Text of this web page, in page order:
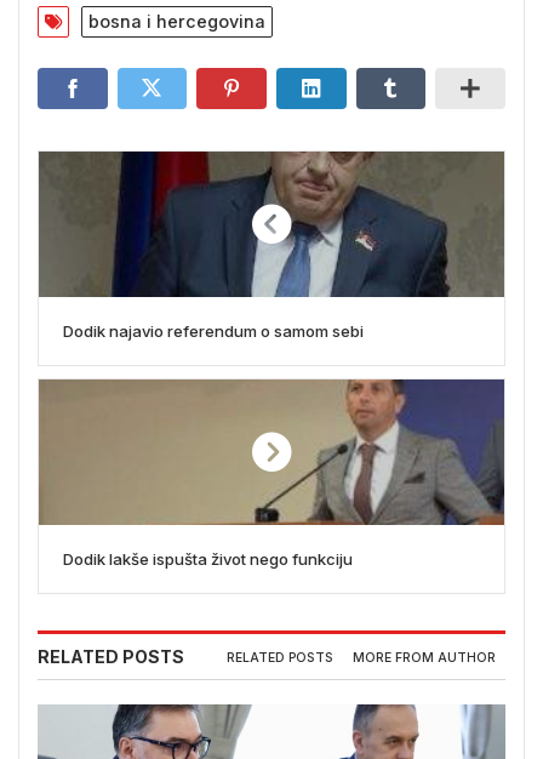
bosna i hercegovina
Dodik najavio referendum o samom sebi
Dodik lakše ispušta život nego funkciju
RELATED POSTS RELATED POSTS MORE FROM AUTHOR